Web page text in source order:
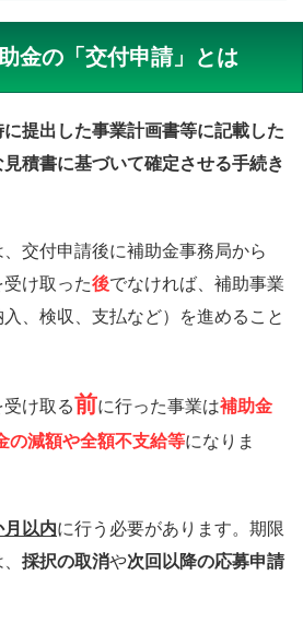
金の「交付申請」とは
提出した事業計画書等に記載した
積書に基づいて確定させる手続き
交付申請後に補助金事務局から
受け取った後でなければ、補助事業
、検収、支払など）を進めること
受け取る前に行った事業は補助金
の減額や全額不支給等になりま
月以内に行う必要があります。期限
採択の取消や次回以降の応募申請